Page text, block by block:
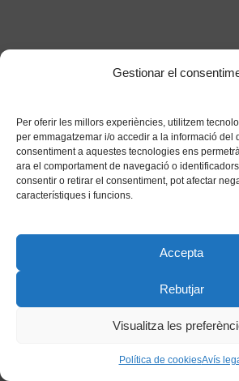
Gestionar el
Per oferir les millors experiències, utilitzem
per emmagatzemar i/o accedir a la informació del
consentiment a aquestes tecnologies ens
ara el comportament de navegació o
consentir o retirar el consentiment, pot afectar
característiques i funcions.
Accepta
Rebutjar
Visualitza les
Política de cookiesAvís